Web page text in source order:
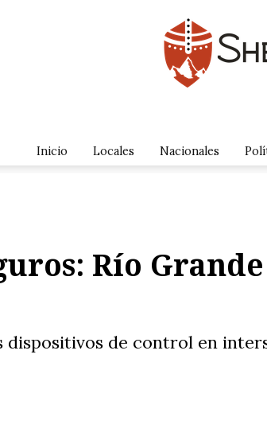
Inicio Locales Nacionales
Río
de control en